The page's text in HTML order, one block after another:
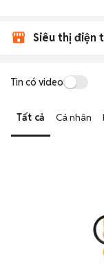
Siêu thị điện
Tin có video
Tất cả Cá nhân